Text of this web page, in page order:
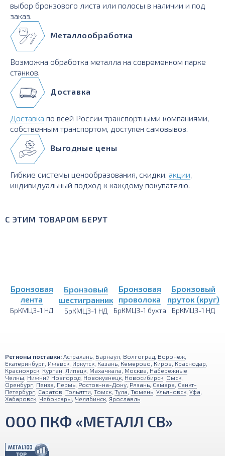
выбор бронзового листа или полосы в наличии и под
заказ.
Металлообработка
Возможна обработка металла на современном парке
станков.
Доставка
Доставка по всей России транспортными компаниями,
собственным транспортом, доступен самовывоз.
Выгодные цены
Гибкие системы ценообразования, скидки, акции,
индивидуальный подход к каждому покупателю.
С ЭТИМ ТОВАРОМ БЕРУТ
Бронзовая
лента
БрКМЦ3-1 НД
Бронзовый
шестигранник
БрКМЦ3-1 НД
Бронзовая
проволока
БрКМЦ3-1 бухта
Бронзовый
пруток (круг)
БрКМЦ3-1 НД
Регионы поставки: Астрахань Барнаул Волгоград Воронеж
Екатеринбург Ижевск Иркутск Казань Кемерово Киров Краснодар
Красноярск Курган Липецк Махачкала Москва Набережные
Челны Нижний Новгород Новокузнецк Новосибирск Омск
Оренбург Пенза Пермь Ростов-на-Дону Рязань Самара Санкт-
Петербург Саратов Тольятти Томск Тула Тюмень Ульяновск Уфа
Хабаровск Чебоксары Челябинск Ярославль
ООО ПКФ «МЕТАЛЛ СВ»